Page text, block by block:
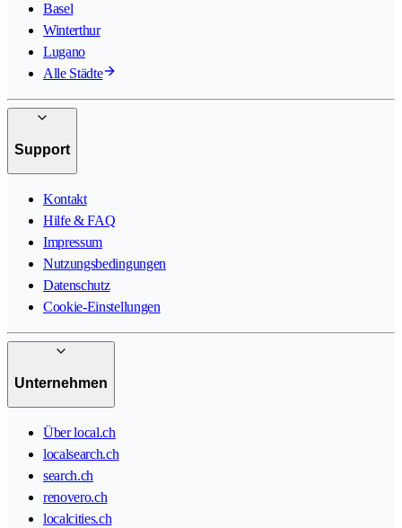
Basel
Winterthur
Lugano
Alle Städte
Support
Kontakt
Hilfe & FAQ
Impressum
Nutzungsbedingungen
Datenschutz
Cookie-Einstellungen
Unternehmen
Über local.ch
localsearch.ch
search.ch
renovero.ch
localcities.ch